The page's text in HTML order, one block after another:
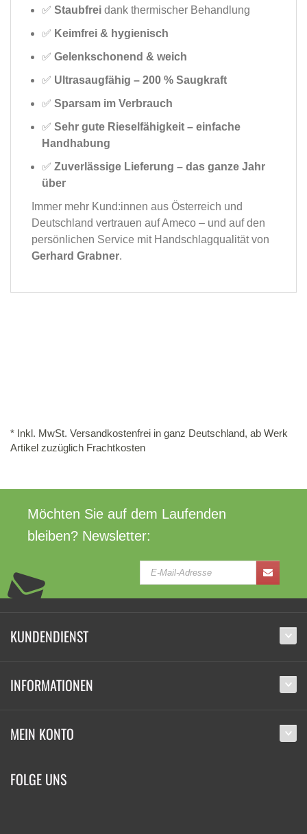
✅ Staubfrei dank thermischer Behandlung
✅ Keimfrei & hygienisch
✅ Gelenkschonend & weich
✅ Ultrasaugfähig – 200 % Saugkraft
✅ Sparsam im Verbrauch
✅ Sehr gute Rieselfähigkeit – einfache
Handhabung
✅ Zuverlässige Lieferung – das ganze Jahr
über
Immer mehr Kund:innen aus Österreich und
Deutschland vertrauen auf Ameco – und auf den
persönlichen Service mit Handschlagqualität von
Gerhard Grabner.
* Inkl. MwSt. Versandkostenfrei in ganz Deutschland, ab Werk
Artikel zuzüglich Frachtkosten
Möchten Sie auf dem Laufenden
bleiben? Newsletter:
KUNDENDIENST
INFORMATIONEN
MEIN KONTO
FOLGE UNS